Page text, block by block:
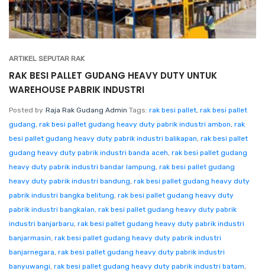
ARTIKEL SEPUTAR RAK
RAK BESI PALLET GUDANG HEAVY DUTY UNTUK
WAREHOUSE PABRIK INDUSTRI
Posted by Raja Rak Gudang Admin Tags: rak besi pallet, rak besi pallet
gudang, rak besi pallet gudang heavy duty pabrik industri ambon, rak
besi pallet gudang heavy duty pabrik industri balikapan, rak besi pallet
gudang heavy duty pabrik industri banda aceh, rak besi pallet gudang
heavy duty pabrik industri bandar lampung, rak besi pallet gudang
heavy duty pabrik industri bandung, rak besi pallet gudang heavy duty
pabrik industri bangka belitung, rak besi pallet gudang heavy duty
pabrik industri bangkalan, rak besi pallet gudang heavy duty pabrik
industri banjarbaru, rak besi pallet gudang heavy duty pabrik industri
banjarmasin, rak besi pallet gudang heavy duty pabrik industri
banjarnegara, rak besi pallet gudang heavy duty pabrik industri
banyuwangi, rak besi pallet gudang heavy duty pabrik industri batam,